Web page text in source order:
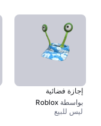
إجازة فضائية
بواسطة Roblox
ليس للبيع